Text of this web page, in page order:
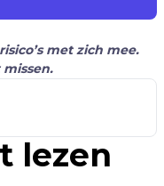
met zich mee.
lezen